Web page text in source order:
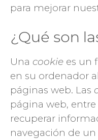
para mejorar
¿Qué son
Una cookie es un
en su ordenador
páginas web. Las
página web, entre
recuperar
navegación de